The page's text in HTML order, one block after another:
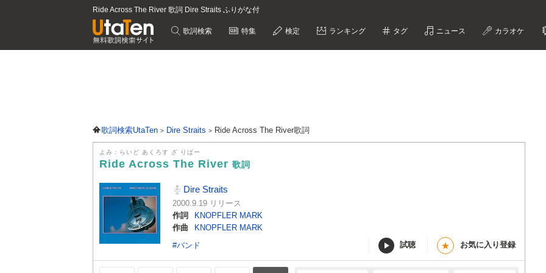
Ride Across The River 歌詞 Dire Straits ふりがな付
歌詞検索 特集 検定 ランキング タグ ニュース カラオケ
歌詞検索UtaTen Dire Straits Ride Across The River歌詞
よみ：らいど あくろす ざ りばー
Ride Across The River 歌詞
Dire Straits
2000.9.19 リリース
作詞
KNOPFLER MARK
作曲
KNOPFLER MARK
#バンド
試聴 ★ お気に入り登録